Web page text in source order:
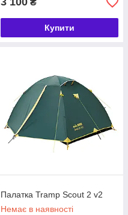
₴
Купити
Палатка Tramp Scout 2 v2
Немає в наявності